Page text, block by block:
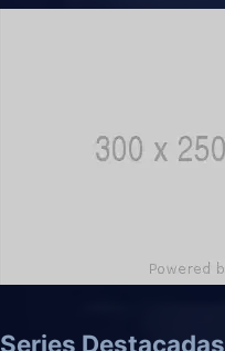
Series Destacadas